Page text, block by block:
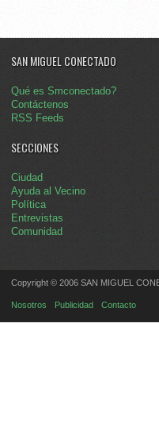
SAN MIGUEL CONECTADO
Qué es Smconectado?
Contáctenos
RSS Feeds
SECCIONES
Ciudad
Ayuda al Vecino
Política
Entrevistas
Comunidad
Copyright © 2006 SAN MIGUEL
Nosotros Publicidad Contacto